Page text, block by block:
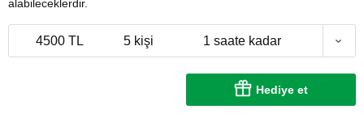
alabileceklerdir.
4500 TL 5 kişi 1 saate kadar
Hediye et